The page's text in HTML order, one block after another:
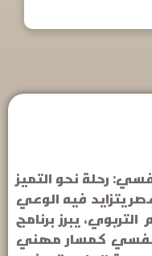
رحلة نحو التميز
يتزايد فيه الوعي
يبرز برنامج
كمسار مهني